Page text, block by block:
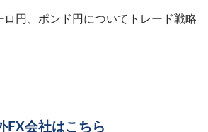
ロ円、ポンド円についてトレード戦略
FX会社はこちら